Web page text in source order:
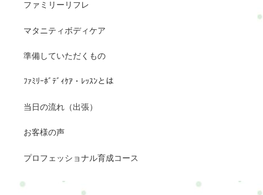
ファミリーリフレ
マタニティボディケア
準備していただくもの
ﾌｧﾐﾘｰﾎﾞﾃﾞｨｹｱ・ﾚｯｽﾝとは
当日の流れ（出張）
お客様の声
プロフェッショナル育成コース